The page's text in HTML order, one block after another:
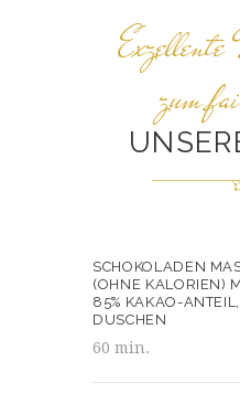
zum
SCHOKOLADEN
(OHNE KALORIEN)
85% KAKAO-
DUSCHEN
60 min.